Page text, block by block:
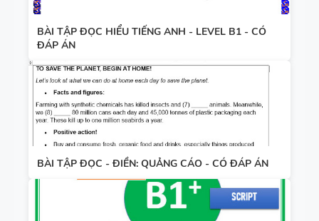
BÀI TẬP ĐỌC HIỂU TIẾNG ANH - LEVEL B1 - CÓ
ĐÁP ÁN
BÀI TẬP ĐỌC - ĐIỀN: QUẢNG CÁO - CÓ ĐÁP ÁN